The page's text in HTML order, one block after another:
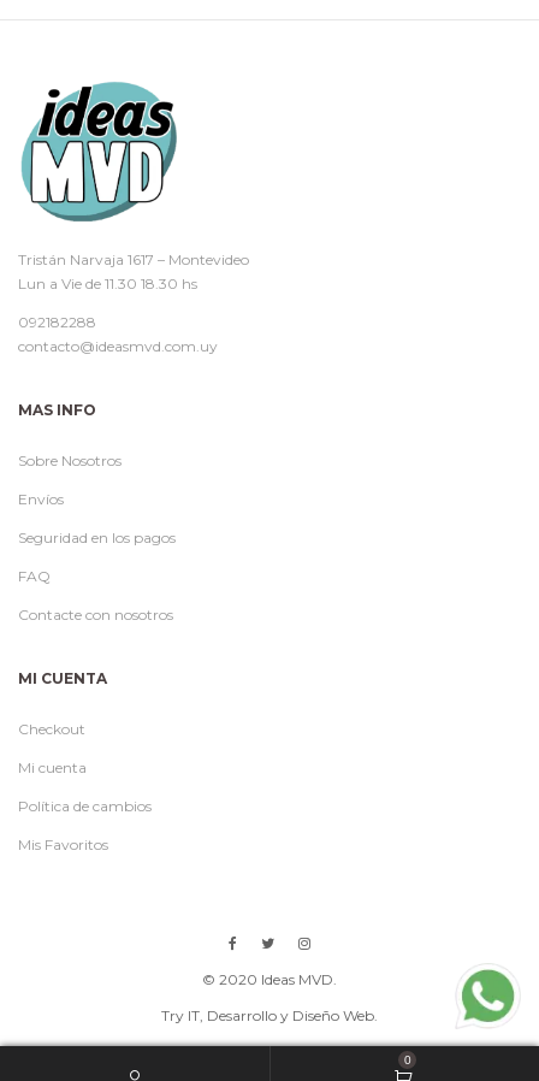
Tristán Narvaja 1617 – Montevideo
Lun a Vie de 11.30 18.30 hs
092182288
contacto@ideasmvd.com.uy
MAS INFO
Sobre Nosotros
Envíos
Seguridad en los pagos
FAQ
Contacte con nosotros
MI CUENTA
Checkout
Mi cuenta
Política de cambios
Mis Favoritos
© 2020 Ideas MVD.
Try IT , Desarrollo y Diseño Web.
0